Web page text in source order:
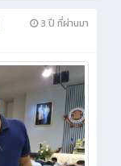
3 ปี ที่ผ่านมา